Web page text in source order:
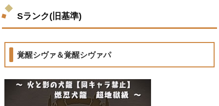
Sランク(旧基準)
覚醒シヴァ＆覚醒シヴァパ